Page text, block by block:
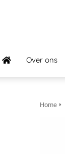
Over ons
Home